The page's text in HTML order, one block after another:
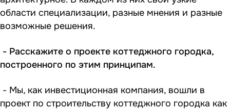
области специализации, разные мнения и разные
возможные решения.
- Расскажите о проекте коттеджного городка,
построенного по этим принципам.
- Мы, как инвестиционная компания, вошли в
проект по строительству коттеджного городка как